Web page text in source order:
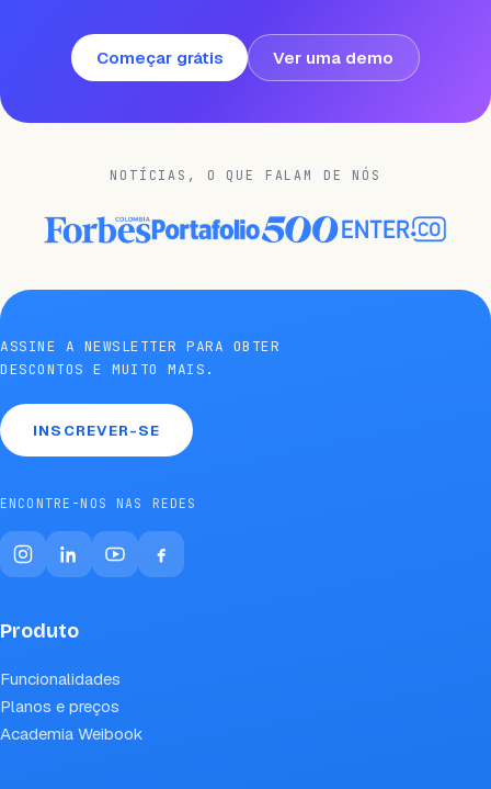
Começar grátis Ver uma demo
NOTÍCIAS, O QUE FALAM DE NÓS
ASSINE A NEWSLETTER PARA OBTER
DESCONTOS E MUITO MAIS.
INSCREVER-SE
ENCONTRE-NOS NAS REDES
Produto
Funcionalidades
Planos e preços
Academia Weibook